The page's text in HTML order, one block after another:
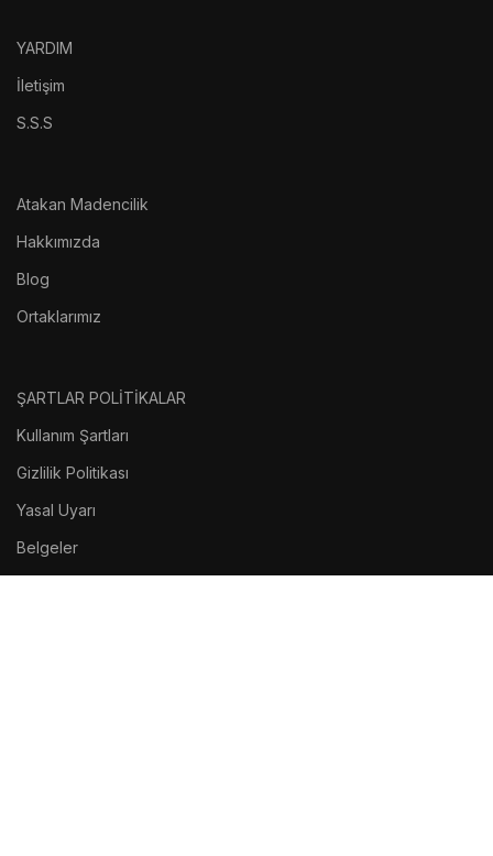
YARDIM
İletişim
S.S.S
Atakan Madencilik
Hakkımızda
Blog
Ortaklarımız
ŞARTLAR POLİTİKALAR
Kullanım Şartları
Gizlilik Politikası
Yasal Uyarı
Belgeler